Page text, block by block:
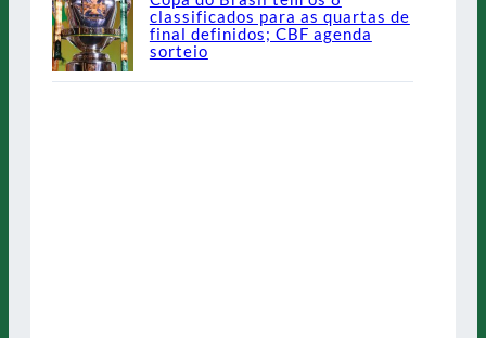
classificados para as quartas de
final definidos; CBF agenda
sorteio